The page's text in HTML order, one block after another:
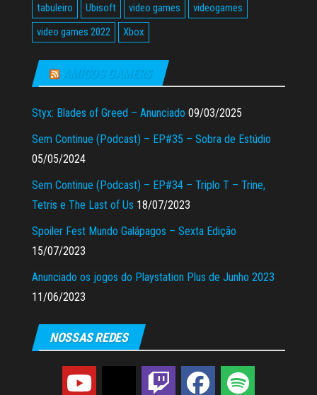
tabuleiro
Ubisoft video games
videogames
video games 2022
Xbox
AMIGOS GAMERS
Styx: Blades of Greed – Anunciado 09/03/2025
Sem Continue (Podcast) – EP#35 – Sobra de Estúdio
05/05/2024
Sem Continue (Podcast) – EP#34 – Triplo T – Trine,
Tetris e The Last of Us 18/07/2023
Spoiler Fest Mundo Galápagos – Sexta Edição
15/07/2023
Anunciado os jogos do Playstation Plus de Junho 2023
11/06/2023
NOSSAS REDES